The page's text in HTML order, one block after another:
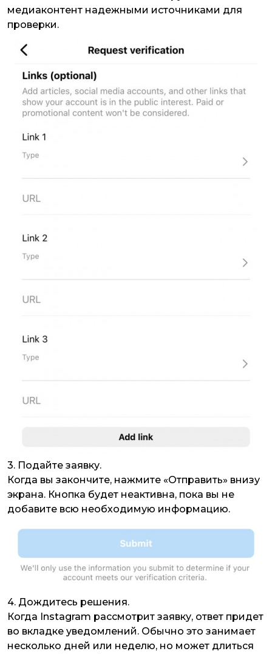
медиаконтент надежными источниками для
проверки.
3. Подайте заявку.
Когда вы закончите, нажмите «Отправить» внизу
экрана. Кнопка будет неактивна, пока вы не
добавите всю необходимую информацию.
4. Дождитесь решения.
Когда Instagram рассмотрит заявку, ответ придет
во вкладке уведомлений. Обычно это занимает
несколько дней или неделю, но может длиться